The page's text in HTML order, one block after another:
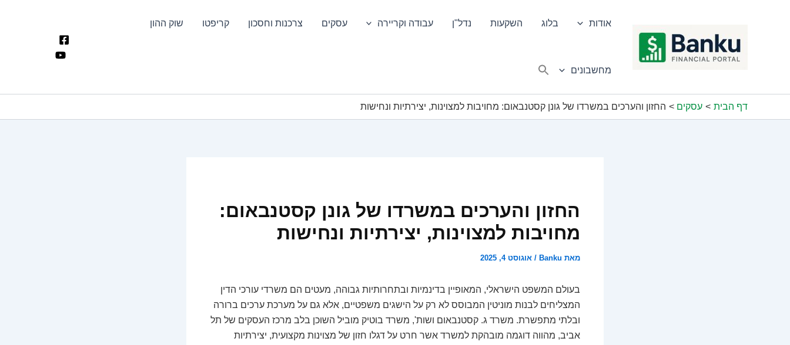
אודות בלוג השקעות נדל"ן עבודה וקריירה עסקים צרכנות וחסכון קריפטו שוק ההון
מחשבונים
דף הבית עסקים החזון והערכים במשרדו של גונן קסטנבאום: מחויבות למצוינות, יצירתיות ונחישות
החזון והערכים במשרדו של גונן קסטנבאום:
מחויבות למצוינות, יצירתיות ונחישות
מאת Banku
/ אוגוסט 4, 2025
בעולם המשפט הישראלי, המאופיין בדינמיות ובתחרותיות גבוהה, מעטים הם משרדי עורכי הדין
המצליחים לבנות מוניטין המבוסס לא רק על הישגים משפטיים, אלא גם על מערכת ערכים ברורה
ובלתי מתפשרת. משרד ג. קסטנבאום ושות', משרד בוטיק מוביל השוכן בלב מרכז העסקים של תל
אביב, מהווה דוגמה מובהקת למשרד אשר חרט על דגלו חזון של מצוינות מקצועית, יצירתיות